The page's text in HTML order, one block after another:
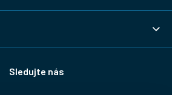
Sledujte nás